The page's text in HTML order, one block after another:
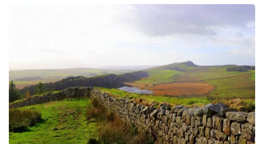
Wandelvakantie